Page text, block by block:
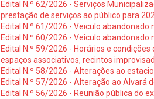
Edital N.º 62/2026 - Serviços
prestação de serviços ao público para
Edital N.º 61/2026 - Veiculo abandonado
Edital N.º 60/2026 - Veiculo abandonado
Edital N.º 59/2026 - Horários e
espaços associativos, recintos
Edital N.º 58/2026 - Alterações ao
Edital N.º 57/2026 - Alteração ao Alvará
Edital N.º 56/2026 - Reunião pública do